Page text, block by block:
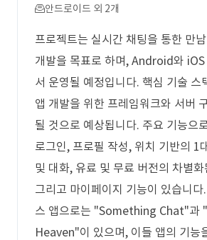
안드로이드 외 2개
프로젝트는 실시간 채팅을 통한 만
개발을 목표로 하며, Android와 iOS
서 운영될 예정입니다. 핵심 기술 스
앱 개발을 위한 프레임워크와 서버
될 것으로 예상됩니다. 주요 기능으
로그인, 프로필 작성, 위치 기반의 1
및 대화, 유료 및 무료 버전의 차별
그리고 마이페이지 기능이 있습니다
스 앱으로는 "Something Chat"과
Heaven"이 있으며, 이들 앱의 기능